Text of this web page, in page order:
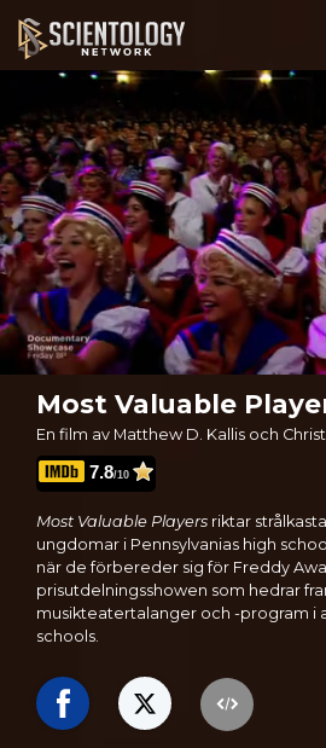
Most Valuable
En film av Matthew D. Kallis och
7.8/10
Most Valuable Players riktar
ungdomar i Pennsylvanias high
när de förbereder sig för Freddy
prisutdelningsshowen som hedrar
musikteatertalanger och -program i
schools.